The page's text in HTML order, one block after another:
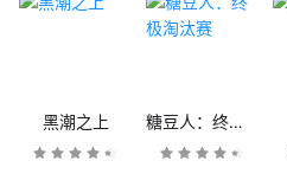
黑潮之上 糖豆人：终极淘汰赛